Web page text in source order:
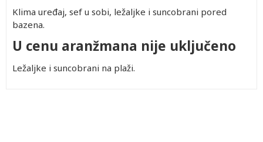
Klima uređaj, sef u sobi, ležaljke i suncobrani pored
bazena.
U cenu aranžmana nije uključeno
Ležaljke i suncobrani na plaži.